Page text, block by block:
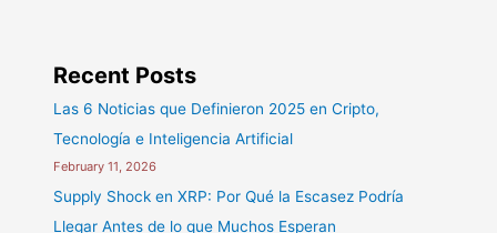
Recent Posts
Las 6 Noticias que Definieron 2025 en Cripto,
Tecnología e Inteligencia Artificial
February 11, 2026
Supply Shock en XRP: Por Qué la Escasez Podría
Llegar Antes de lo que Muchos Esperan